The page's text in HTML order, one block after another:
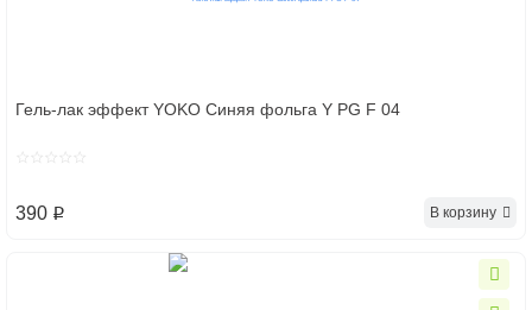
Гель-лак эффект YOKO Синяя фольга Y PG F 04
390 p В корзину